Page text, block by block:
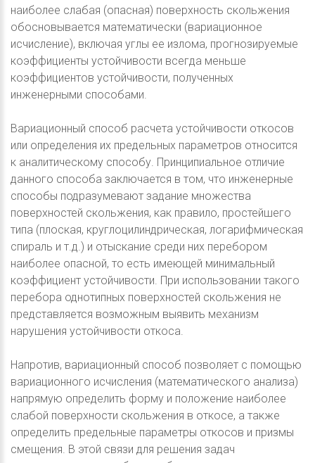
наиболее слабая (опасная) поверхность скольжения
обосновывается математически (вариационное
исчисление), включая углы ее излома, прогнозируемые
коэффициенты устойчивости всегда меньше
коэффициентов устойчивости, полученных
инженерными способами.
Вариационный способ расчета устойчивости откосов
или определения их предельных параметров относится
к аналитическому способу. Принципиальное отличие
данного способа заключается в том, что инженерные
способы подразумевают задание множества
поверхностей скольжения, как правило, простейшего
типа (плоская, круглоцилиндрическая, логарифмическая
спираль и т.д.) и отыскание среди них перебором
наиболее опасной, то есть имеющей минимальный
коэффициент устойчивости. При использовании такого
перебора однотипных поверхностей скольжения не
представляется возможным выявить механизм
нарушения устойчивости откоса.
Напротив, вариационный способ позволяет с помощью
вариационного исчисления (математического анализа)
напрямую определить форму и положение наиболее
слабой поверхности скольжения в откосе, а также
определить предельные параметры откосов и призмы
смещения. В этой связи для решения задач